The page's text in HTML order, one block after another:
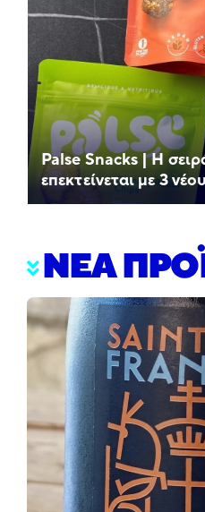
Palse Snacks | Η
επεκτείνεται με 3
ΝΕΑ